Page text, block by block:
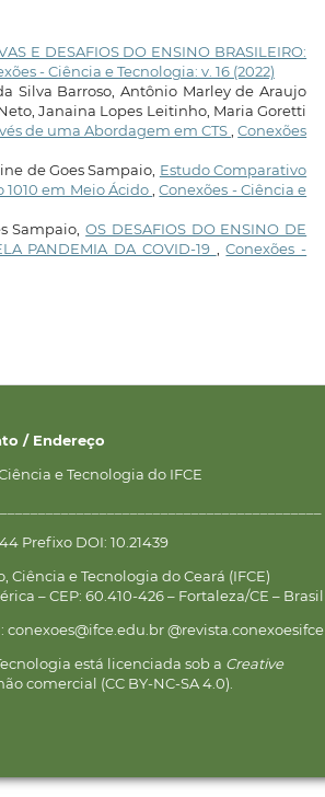
E DESAFIOS DO ENSINO BRASILEIRO:
- Ciência e Tecnologia: v. 16 (2022)
Silva Barroso, Antônio Marley de Araujo
Janaina Lopes Leitinho, Maria Goretti
de uma Abordagem em CTS ,Conexões
de Goes Sampaio, Estudo Comparativo
em Meio Ácido ,Conexões - Ciência e
Sampaio,OS DESAFIOS DO ENSINO DE
PANDEMIA DA COVID-19
,Conexões -
/ Endereço
e Tecnologia do IFCE
Prefixo DOI: 10.21439
e Tecnologia do Ceará (IFCE)
– CEP: 60.410-426 – Fortaleza/CE – Brasil
conexoes@ifce.edu.br @revista.conexoesifce
está licenciada sob a Creative
comercial (CC BY-NC-SA 4.0).